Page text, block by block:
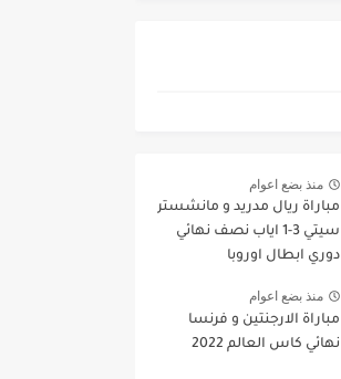
منذ بضع اعوام
مباراة ريال مدريد و مانشستر
سيتي 3-1 اياب نصف نهائي
دوري ابطال اوروبا
منذ بضع اعوام
مباراة الارجنتين و فرنسا
نهائي كاس العالم 2022